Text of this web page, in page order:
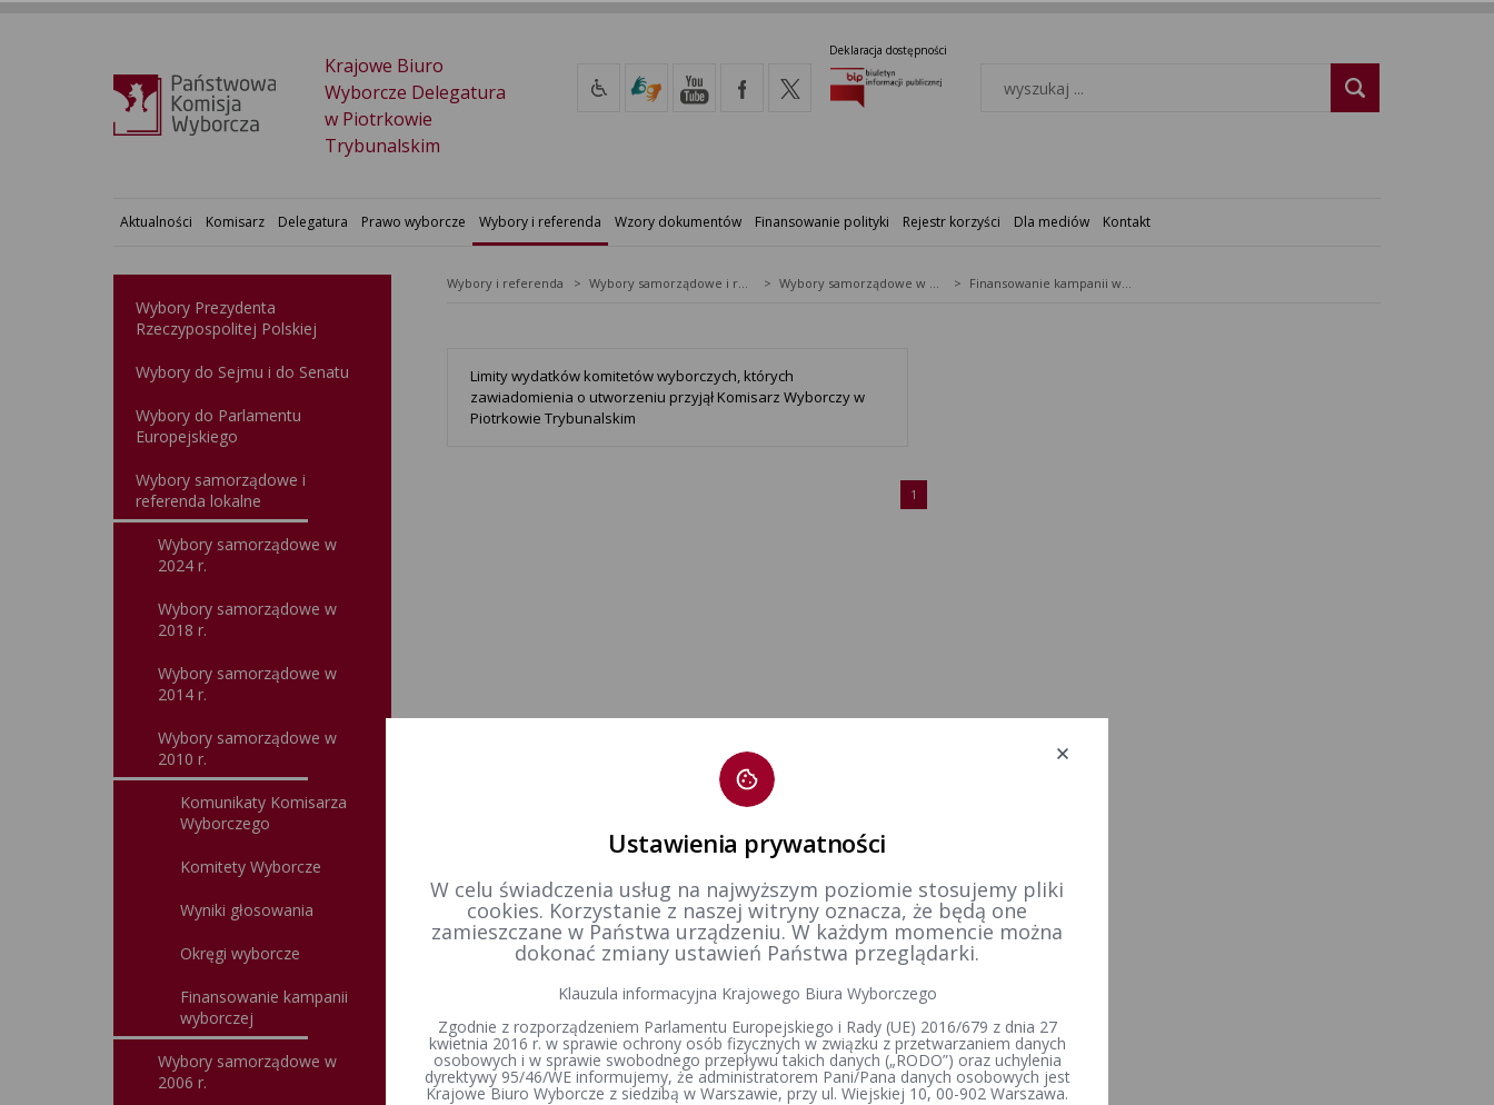
Krajowe Biuro
Wyborcze Delegatura
w Piotrkowie
Trybunalskim
Deklaracja dostępności
Aktualności Komisarz Delegatura Prawo wyborcze Wybory i referenda Wzory dokumentów Finansowanie polityki Rejestr korzyści Dla mediów Kontakt
Wybory Prezydenta
Rzeczypospolitej Polskiej
Wybory do Sejmu i do Senatu
Wybory do Parlamentu
Europejskiego
Wybory samorządowe i
referenda lokalne
Wybory samorządowe w
2024 r.
Wybory samorządowe w
2018 r.
Wybory samorządowe w
2014 r.
Wybory samorządowe w
2010 r.
Komunikaty Komisarza
Wyborczego
Komitety Wyborcze
Wyniki głosowania
Okręgi wyborcze
Finansowanie kampanii
wyborczej
Wybory samorządowe w
2006 r.
Wybory i referenda Wybory samorządowe i referenda lokalne Wybory samorządowe w 2010&nbsp;r. Finansowanie kampanii wyborczej
Limity wydatków komitetów wyborczych, których
zawiadomienia o utworzeniu przyjął Komisarz Wyborczy w
Piotrkowie Trybunalskim
1
Ustawienia prywatności
W celu świadczenia usług na najwyższym poziomie stosujemy pliki
cookies. Korzystanie z naszej witryny oznacza, że będą one
zamieszczane w Państwa urządzeniu. W każdym momencie można
dokonać zmiany ustawień Państwa przeglądarki.
Klauzula informacyjna Krajowego Biura Wyborczego
Zgodnie z rozporządzeniem Parlamentu Europejskiego i Rady (UE) 2016/679 z dnia 27
kwietnia 2016 r. w sprawie ochrony osób fizycznych w związku z przetwarzaniem danych
osobowych i w sprawie swobodnego przepływu takich danych („RODO”) oraz uchylenia
dyrektywy 95/46/WE informujemy, że administratorem Pani/Pana danych osobowych jest
Krajowe Biuro Wyborcze z siedzibą w Warszawie, przy ul. Wiejskiej 10, 00-902 Warszawa.